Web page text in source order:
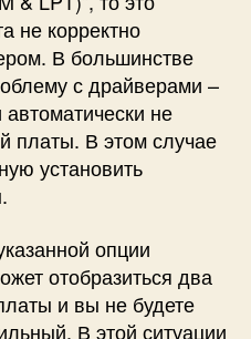
не корректно
В большинстве
с драйверами –
не
платы. В этом случае
установить
опции
отобразиться два
и вы не будете
В этой ситуации